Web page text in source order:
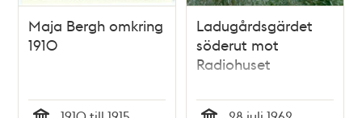
Maja Bergh omkring
1910
Ladugårdsgärdet
söderut mot
Radiohuset